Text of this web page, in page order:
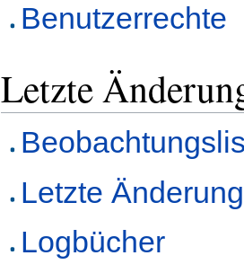
Benutzerrechte
Letzte
Letzte
Logbücher